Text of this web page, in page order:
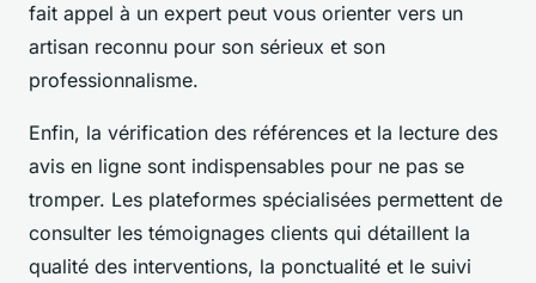
fait appel à un expert peut vous orienter vers un
artisan reconnu pour son sérieux et son
professionnalisme.
Enfin, la vérification des références et la lecture des
avis en ligne sont indispensables pour ne pas se
tromper. Les plateformes spécialisées permettent de
consulter les témoignages clients qui détaillent la
qualité des interventions, la ponctualité et le suivi